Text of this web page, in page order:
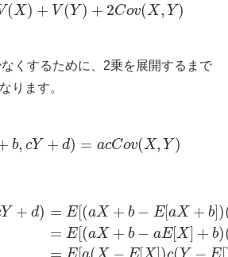
(X) + V (Y) + 2Cov(X, Y)
くするために、2乗を展開するまで
ります。
b, cY + d) = acCov(X, Y)
Y + d) = E[(aX + b − E[aX + b])
= E[(aX + b − aE[X] + b)